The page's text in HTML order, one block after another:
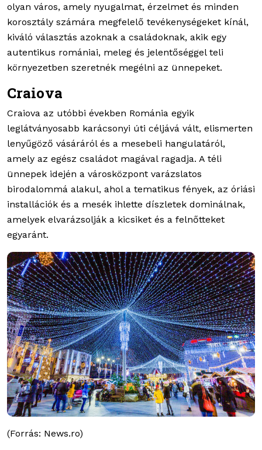
olyan város, amely nyugalmat, érzelmet és minden
korosztály számára megfelelő tevékenységeket kínál,
kiváló választás azoknak a családoknak, akik egy
autentikus romániai, meleg és jelentőséggel teli
környezetben szeretnék megélni az ünnepeket.
Craiova
Craiova az utóbbi években Románia egyik
leglátványosabb karácsonyi úti céljává vált, elismerten
lenyűgöző vásáráról és a mesebeli hangulatáról,
amely az egész családot magával ragadja. A téli
ünnepek idején a városközpont varázslatos
birodalommá alakul, ahol a tematikus fények, az óriási
installációk és a mesék ihlette díszletek dominálnak,
amelyek elvarázsolják a kicsiket és a felnőtteket
egyaránt.
(Forrás: News.ro)